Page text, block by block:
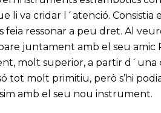
li va cridar l´atenció. Consistia
feia ressonar a peu dret. Al
juntament amb el seu amic
molt superior, a partir d´una
tot molt primitiu, però s’hi
amb el seu nou instrument.